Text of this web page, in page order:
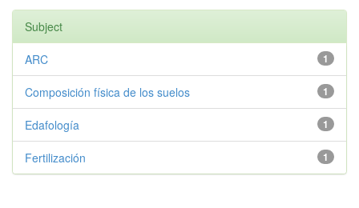
Subject
1
ARC
1
Composición física de los suelos
1
Edafología
1
Fertilización